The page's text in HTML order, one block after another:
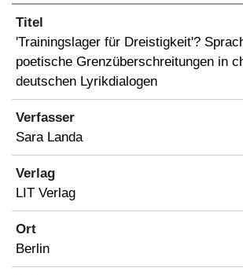
Titel
'Trainingslager für Dreistigkeit'?
poetische Grenzüberschreitungen in
deutschen Lyrikdialogen
Verfasser
Sara Landa
Verlag
LIT Verlag
Ort
Berlin